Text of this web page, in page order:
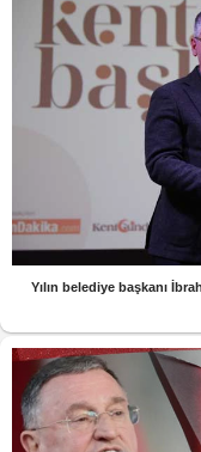
Yılın belediye başkanı